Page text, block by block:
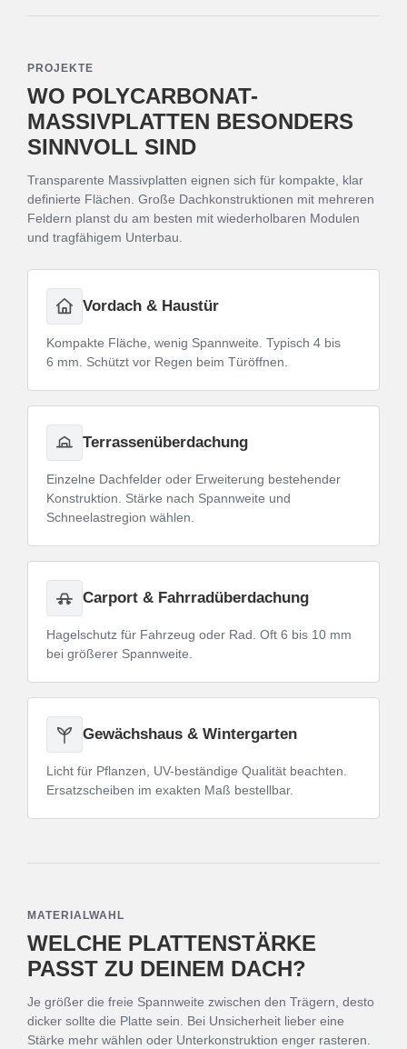
PROJEKTE
WO POLYCARBONAT-
MASSIVPLATTEN BESONDERS
SINNVOLL SIND
Transparente Massivplatten eignen sich für kompakte, klar
definierte Flächen. Große Dachkonstruktionen mit mehreren
Feldern planst du am besten mit wiederholbaren Modulen
und tragfähigem Unterbau.
Vordach & Haustür
Kompakte Fläche, wenig Spannweite. Typisch 4 bis
6 mm. Schützt vor Regen beim Türöffnen.
Terrassenüberdachung
Einzelne Dachfelder oder Erweiterung bestehender
Konstruktion. Stärke nach Spannweite und
Schneelastregion wählen.
Carport & Fahrradüberdachung
Hagelschutz für Fahrzeug oder Rad. Oft 6 bis 10 mm
bei größerer Spannweite.
Gewächshaus & Wintergarten
Licht für Pflanzen, UV-beständige Qualität beachten.
Ersatzscheiben im exakten Maß bestellbar.
MATERIALWAHL
WELCHE PLATTENSTÄRKE
PASST ZU DEINEM DACH?
Je größer die freie Spannweite zwischen den Trägern, desto
dicker sollte die Platte sein. Bei Unsicherheit lieber eine
Stärke mehr wählen oder Unterkonstruktion enger rasteren.